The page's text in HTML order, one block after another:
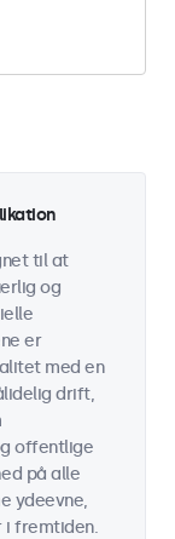
til at
og
er
med en
drift,
offentlige
på alle
ydeevne,
i fremtiden.